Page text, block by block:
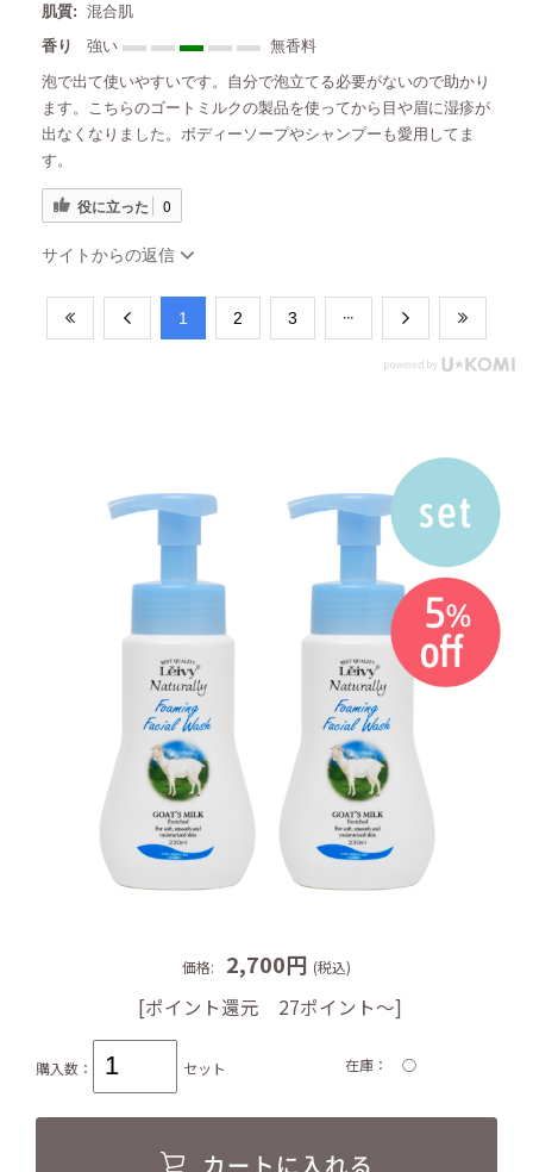
肌質: 混合肌
香り
強い
無香料
泡で出て使いやすいです。自分で泡立てる必要がないので助かり
ます。こちらのゴートミルクの製品を使ってから目や眉に湿疹が
出なくなりました。ボディーソープやシャンプーも愛用してま
す。
役に立った 0
サイトからの返信
​1 ​2 ​3
価格: 2,700円 (税込)
[ポイント還元 27ポイント～]
購入数： セット 在庫 ○